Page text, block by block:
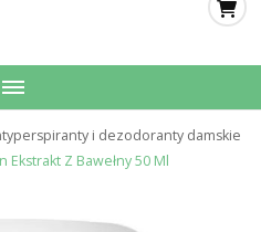
i dezodoranty damskie
Z Bawełny 50 Ml